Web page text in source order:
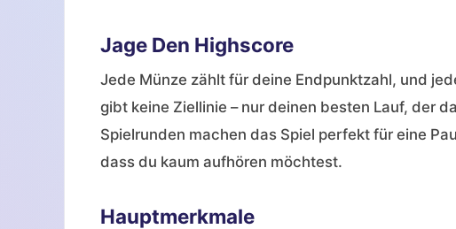
Jage Den Highscore
Jede Münze zählt für deine Endpunktzahl, und
gibt keine Ziellinie – nur deinen besten Lauf, der
Spielrunden machen das Spiel perfekt für eine
dass du kaum aufhören möchtest.
Hauptmerkmale